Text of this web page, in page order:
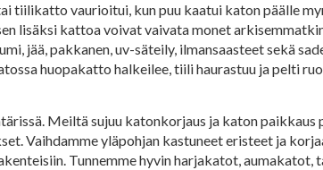
vaurioitui, kun puu kaatui katon päälle
lisäksi kattoa voivat vaivata monet
jää, pakkanen, uv-säteily, ilmansaasteet sekä
huopakatto halkeilee, tiili haurastuu ja pelti
Meiltä sujuu katonkorjaus ja katon paikkaus
Vaihdamme yläpohjan kastuneet eristeet ja
Tunnemme hyvin harjakatot,